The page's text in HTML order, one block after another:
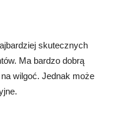
skutecznych
Ma bardzo dobrą
wilgoć. Jednak może